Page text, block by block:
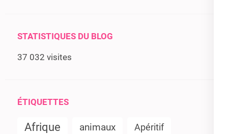
STATISTIQUES DU BLOG
37 032 visites
ÉTIQUETTES
Afrique animaux Apéritif